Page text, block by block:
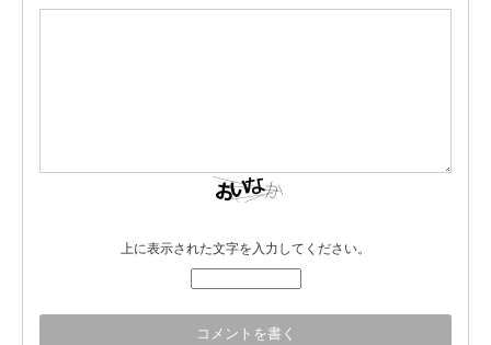
上に表示された文字を入力してください。